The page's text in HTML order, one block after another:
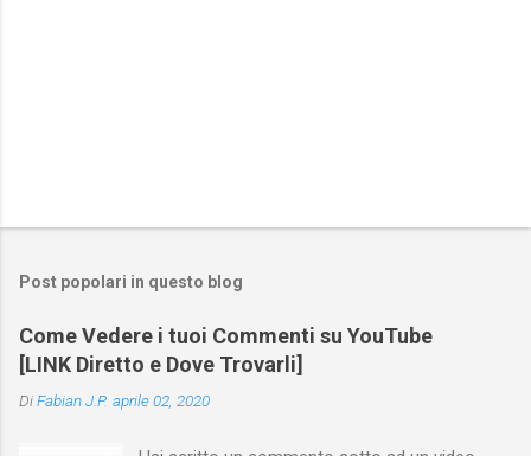
Post popolari in questo blog
Come Vedere i tuoi Commenti su YouTube
[LINK Diretto e Dove Trovarli]
DiFabian J.P. aprile 02, 2020